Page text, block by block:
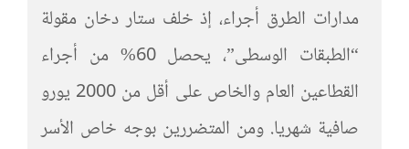
مدارات الطرق أجراء، إذ خلف ستار دخان مقولة
“الطبقات الوسطى”، يحصل 60% من أجراء
القطاعين العام والخاص على أقل من 2000 يورو
صافية شهريا. ومن المتضررين بوجه خاص الأسر